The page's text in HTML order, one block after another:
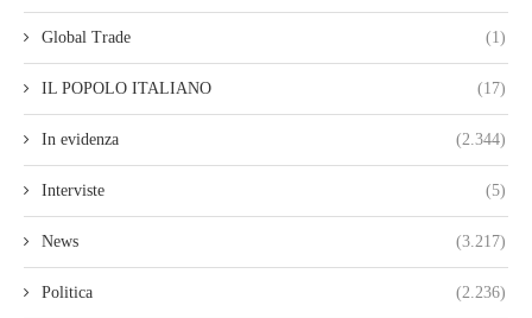
Global Trade (1)
IL POPOLO ITALIANO (17)
In evidenza (2.344)
Interviste (5)
News (3.217)
Politica (2.236)